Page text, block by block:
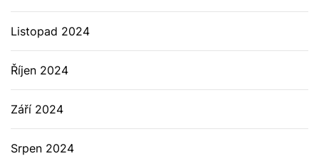
Listopad 2024
Říjen 2024
Září 2024
Srpen 2024